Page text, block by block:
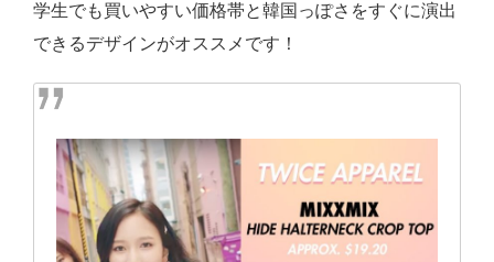
学生でも買いやすい価格帯と韓国っぽさをすぐに演出
できるデザインがオススメです！